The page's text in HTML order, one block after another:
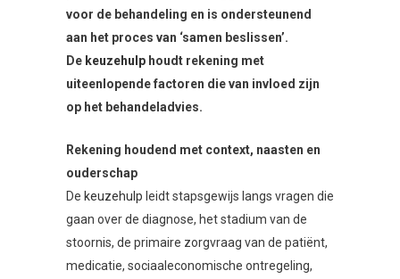
voor de behandeling en is ondersteunend
aan het proces van ‘samen beslissen’.
De keuzehulp houdt rekening met
uiteenlopende factoren die van invloed zijn
op het behandeladvies.
Rekening houdend met context, naasten en
ouderschap
De keuzehulp leidt stapsgewijs langs vragen die
gaan over de diagnose, het stadium van de
stoornis, de primaire zorgvraag van de patiënt,
medicatie, sociaaleconomische ontregeling,